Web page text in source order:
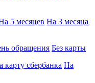
5 месяцев На 3 месяца
обращения Без карты
карту сбербанка На